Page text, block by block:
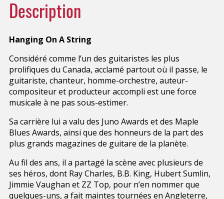
Description
Hanging On A String
Considéré comme l’un des guitaristes les plus
prolifiques du Canada, acclamé partout où il passe, le
guitariste, chanteur, homme-orchestre, auteur-
compositeur et producteur accompli est une force
musicale à ne pas sous-estimer.
Sa carrière lui a valu des Juno Awards et des Maple
Blues Awards, ainsi que des honneurs de la part des
plus grands magazines de guitare de la planète.
Au fil des ans, il a partagé la scène avec plusieurs de
ses héros, dont Ray Charles, B.B. King, Hubert Sumlin,
Jimmie Vaughan et ZZ Top, pour n’en nommer que
quelques-uns, a fait maintes tournées en Angleterre,